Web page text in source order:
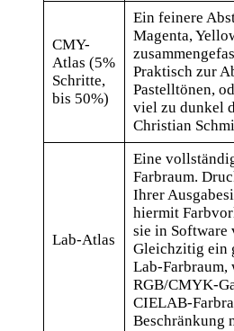
CMY-
Atlas (5%
Schritte,
bis 50%)
Ein feinere
Magenta,
Praktisch zur
Pastelltönen,
viel zu dunkel
Christian
Lab-Atlas
Eine
Farbraum.
Ihrer
hiermit
sie in Software
Gleichzitig ein
Lab-Farbraum,
RGB/CMYK-
CIELAB-
Beschränkung